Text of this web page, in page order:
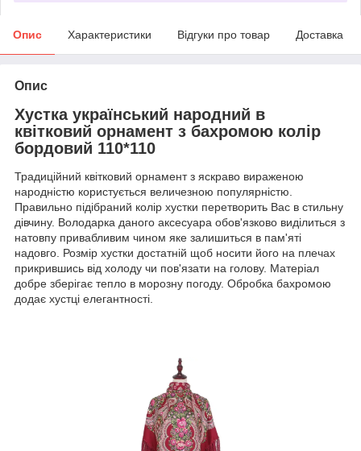
Опис Характеристики Відгуки про товар Доставка
Опис
Хустка український народний в
квітковий орнамент з бахромою колір
бордовий 110*110
Традиційний квітковий орнамент з яскраво вираженою
народністю користується величезною популярністю.
Правильно підібраний колір хустки перетворить Вас в стильну
дівчину. Володарка даного аксесуара обов'язково виділиться з
натовпу привабливим чином яке залишиться в пам'яті
надовго. Розмір хустки достатній щоб носити його на плечах
прикрившись від холоду чи пов'язати на голову. Матеріал
добре зберігає тепло в морозну погоду. Обробка бахромою
додає хустці елегантності.